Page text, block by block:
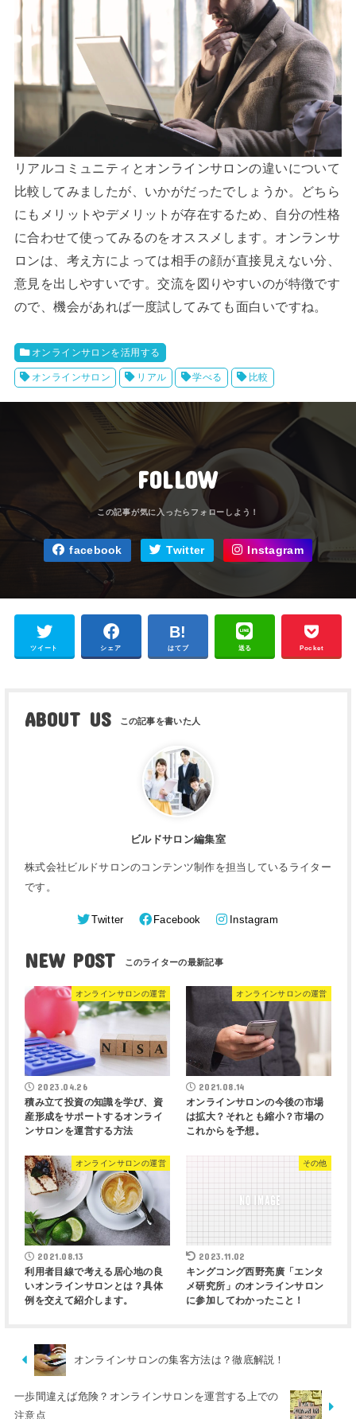
リアルコミュニティとオンラインサロンの違いについて
比較してみましたが、いかがだったでしょうか。どちら
にもメリットやデメリットが存在するため、自分の性格
に合わせて使ってみるのをオススメします。オンランサ
ロンは、考え方によっては相手の顔が直接見えない分、
意見を出しやすいです。交流を図りやすいのが特徴です
ので、機会があれば一度試してみても面白いですね。
オンラインサロンを活用する
オンラインサロン リアル 学べる 比較
FOLLOW
facebook Twitter Instagram
ツイート シェア はてブ 送る Pocket
ABOUT US
ビルドサロン編集室
株式会社ビルドサロンのコンテンツ制作を担当しているライター
です。
Twitter Facebook Instagram
NEW POST
オンラインサロンの運営
2023.04.26
積み立て投資の知識を学び、資
産形成をサポートするオンライ
ンサロンを運営する方法
オンラインサロンの運営
2021.08.14
オンラインサロンの今後の市場
は拡大？それとも縮小？市場の
これからを予想。
オンラインサロンの運営
2021.08.13
利用者目線で考える居心地の良
いオンラインサロンとは？具体
例を交えて紹介します。
その他
2023.11.02
キングコング西野亮廣「エンタ
メ研究所」のオンラインサロン
に参加してわかったこと！
オンラインサロンの集客方法は？徹底解説！
一歩間違えば危険？オンラインサロンを運営する上での
注意点